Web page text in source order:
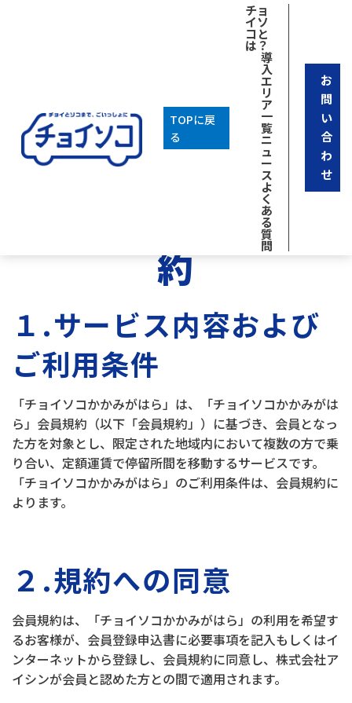
TOPに戻
る
チョ
イソ
コと
は？
導
入
エ
リ
ア
一
覧
ニ
ュ
ー
ス
よ
く
あ
る
質
問
お
問
い
合
わ
せ
「チョイソコかか
みがはら」会員規
約
１.サービス内容および
ご利用条件
「チョイソコかかみがはら」は、「チョイソコかかみがは
ら」会員規約（以下「会員規約」）に基づき、会員となっ
た方を対象とし、限定された地域内において複数の方で乗
り合い、定額運賃で停留所間を移動するサービスです。
「チョイソコかかみがはら」のご利用条件は、会員規約に
よります。
２.規約への同意
会員規約は、「チョイソコかかみがはら」の利用を希望す
るお客様が、会員登録申込書に必要事項を記入もしくはイ
ンターネットから登録し、会員規約に同意し、株式会社ア
イシンが会員と認めた方との間で適用されます。